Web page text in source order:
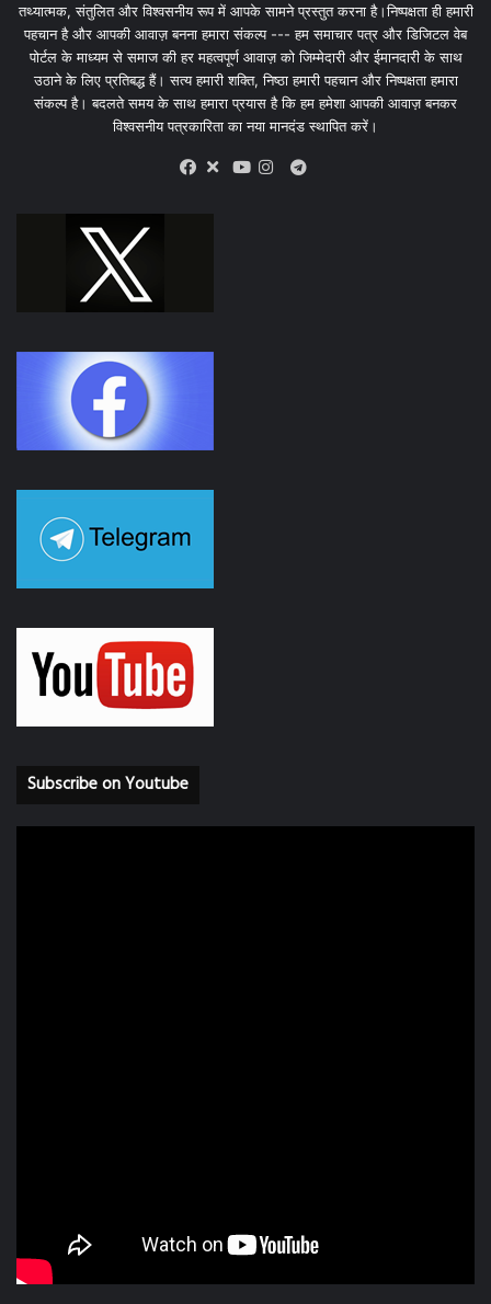
तथ्यात्मक, संतुलित और विश्वसनीय रूप में आपके सामने प्रस्तुत करना है।निष्पक्षता ही हमारी
पहचान है और आपकी आवाज़ बनना हमारा संकल्प --- हम समाचार पत्र और डिजिटल वेब
पोर्टल के माध्यम से समाज की हर महत्वपूर्ण आवाज़ को जिम्मेदारी और ईमानदारी के साथ
उठाने के लिए प्रतिबद्ध हैं। सत्य हमारी शक्ति, निष्ठा हमारी पहचान और निष्पक्षता हमारा
संकल्प है। बदलते समय के साथ हमारा प्रयास है कि हम हमेशा आपकी आवाज़ बनकर
विश्वसनीय पत्रकारिता का नया मानदंड स्थापित करें।
X
Telegram
Subscribe on Youtube